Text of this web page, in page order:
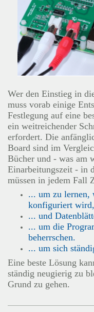
Wer den Einstieg in
muss vorab einige
Festlegung auf eine
ein weitreichender
erfordert. Die
Board sind im
Bücher und - was am
Einarbeitungszeit - in
müssen in jedem Fall
... um zu lernen,
konfiguriert wird,
... und
... um die
beherrschen.
... um sich
Eine beste Lösung
ständig neugierig zu
Grund zu gehen.